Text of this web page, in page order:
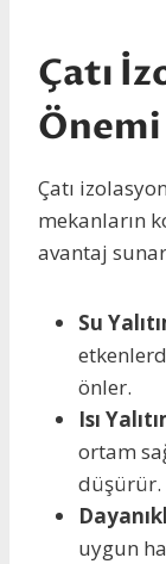
Çatı
Önemi
Çatı
mekanların
avantaj
Su
önler.
Isı
ortam
düşürür.
uygun